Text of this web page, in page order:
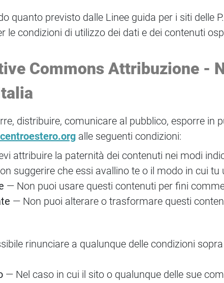
quanto previsto dalle Linee guida per i siti delle
le condizioni di utilizzo dei dati e dei contenuti
Commons Attribuzione -
distribuire, comunicare al pubblico, esporre in
alle seguenti condizioni:
attribuire la paternità dei contenuti nei modi
suggerire che essi avallino te o il modo in cui tu
— Non puoi usare questi contenuti per fini
— Non puoi alterare o trasformare questi
rinunciare a qualunque delle condizioni
— Nel caso in cui il sito o qualunque delle sue